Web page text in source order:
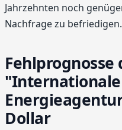
Jahrzehnten noch
Nachfrage zu
Fehlprognosse
Dollar